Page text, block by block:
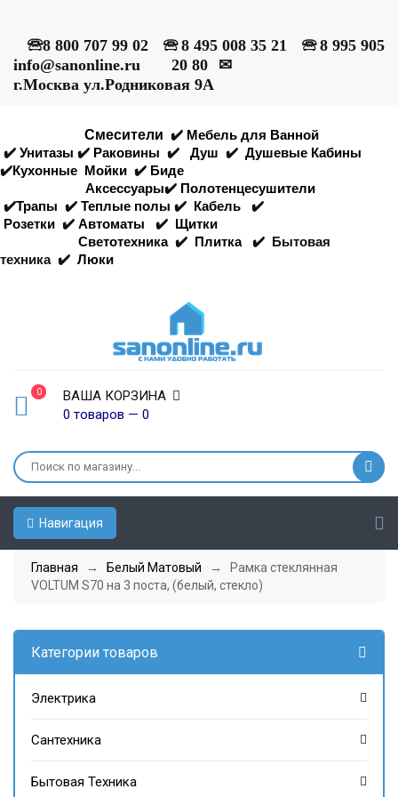
🕾8 800 707 99 02 🕾 8 495 008 35 21 🕾 8 995 905
20 80
✉
info@sanonline.ru
г.Москва ул.Родниковая 9А
Смесители ✔️ Мебель для Ванной
✔️ Унитазы ✔️ Раковины ✔️ Душ ✔️ Душевые Кабины
✔️Кухонные Мойки ✔️ Биде
Аксессуары✔️ Полотенцесушители
✔️Трапы ✔️ Теплые полы ✔️ Кабель
✔️
Розетки ✔️ Автоматы ✔️ Щитки
Светотехника ✔️ Плитка ✔️ Бытовая
техника ✔️ Люки
0
ВАША КОРЗИНА
0 товаров — 0
Навигация
Главная → Белый Матовый
→ Рамка стеклянная
VOLTUM S70 на 3 поста, (белый, стекло)
Категории товаров
Электрика
Сантехника
Бытовая Техника